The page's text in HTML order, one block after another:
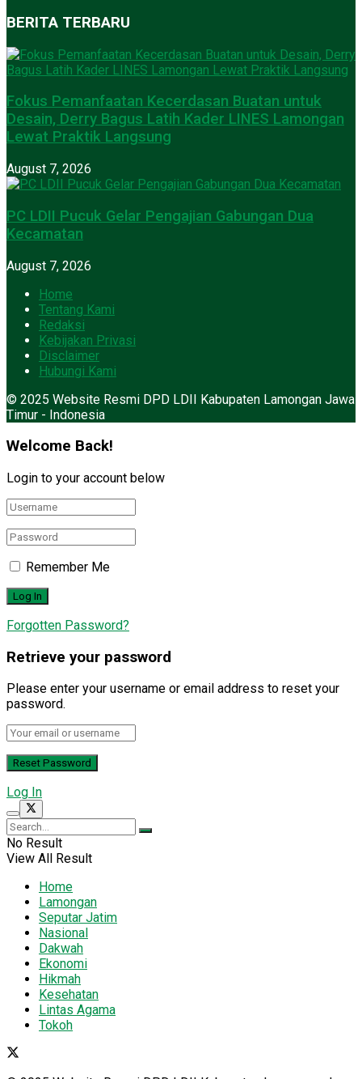
BERITA TERBARU
Fokus Pemanfaatan Kecerdasan Buatan untuk
Desain, Derry Bagus Latih Kader LINES Lamongan
Lewat Praktik Langsung
August 7, 2026
PC LDII Pucuk Gelar Pengajian Gabungan Dua
Kecamatan
August 7, 2026
Home
Tentang Kami
Redaksi
Kebijakan Privasi
Disclaimer
Hubungi Kami
© 2025 Website Resmi DPD LDII Kabupaten Lamongan Jawa
Timur - Indonesia
Welcome Back!
Login to your account below
Remember Me
Forgotten Password?
Retrieve your password
Please enter your username or email address to reset your
password.
Log In
No Result
View All Result
Home
Lamongan
Seputar Jatim
Nasional
Dakwah
Ekonomi
Hikmah
Kesehatan
Lintas Agama
Tokoh